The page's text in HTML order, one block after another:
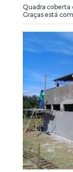
Quadra coberta
Graças está